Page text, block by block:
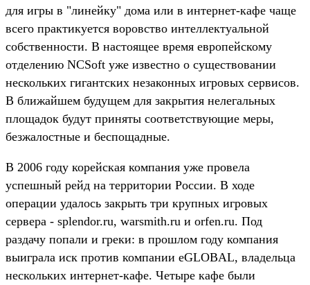
для игры в "линейку" дома или в интернет-кафе чаще
всего практикуется воровство интеллектуальной
собственности. В настоящее время европейскому
отделению NCSoft уже известно о существовании
нескольких гигантских незаконных игровых сервисов.
В ближайшем будущем для закрытия нелегальных
площадок будут приняты соответствующие меры,
безжалостные и беспощадные.
В 2006 году корейская компания уже провела
успешный рейд на территории России. В ходе
операции удалось закрыть три крупных игровых
сервера - splendor.ru, warsmith.ru и orfen.ru. Под
раздачу попали и греки: в прошлом году компания
выиграла иск против компании eGLOBAL, владельца
нескольких интернет-кафе. Четыре кафе были